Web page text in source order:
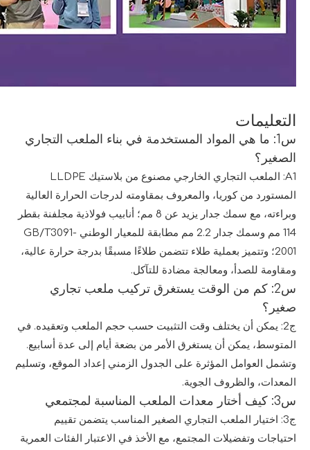
التعليمات
س1: ما هي المواد المستخدمة في بناء الملعب التجاري
الصغير؟
A1: الملعب التجاري الخارجي مصنوع من بلاستيك LLDPE
المستورد من كوريا، والمعروف بمقاومته لدرجات الحرارة العالية
وبراءته، مع سمك جدار يزيد عن 8 مم؛ أنابيب فولاذية مجلفنة بقطر
114 مم وسمك جدار 2.2 مم مطابقة للمعيار الوطني GB/T3091-
2001؛ وتتميز بعملية طلاء تتضمن طلاءًا مسبقًا بدرجة حرارة عالية،
ومقاومة للصدأ، ومعالجة مضادة للتآكل.
س2: كم من الوقت يستغرق تركيب ملعب تجاري
صغير؟
ج2: يمكن أن يختلف وقت التثبيت حسب حجم الملعب وتعقيده. في
المتوسط، يمكن أن يستغرق الأمر من بضعة أيام إلى عدة أسابيع.
وتشمل العوامل المؤثرة على الجدول الزمني إعداد الموقع، وتسليم
المعدات، والظروف الجوية.
س3: كيف أختار معدات الملعب المناسبة لمجتمعي
ج3: اختيار الملعب التجاري الصغير المناسب يتضمن تقييم
احتياجات وتفضيلات المجتمع، مع الأخذ في الاعتبار الفئات العمرية